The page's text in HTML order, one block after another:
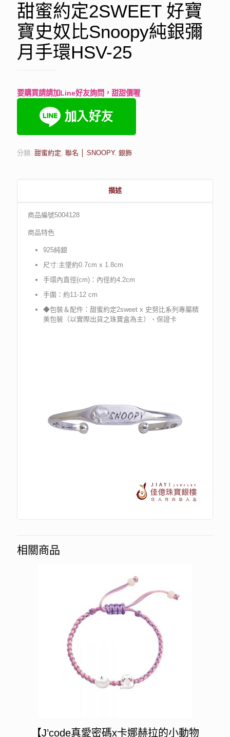
甜蜜約定2SWEET 好寶
寶史奴比Snoopy純銀彌
月手環HSV-25
要購買請請加Line好友詢問，甜甜價喔
分類: 甜蜜約定 聯名 │ SNOOPY, 銀飾
描述
商品編號5004128
商品特色
925純銀
尺寸:主墜約0.7cm x 1.8cm
手環內直徑(cm)：內徑約4.2cm
手圍：約11-12 cm
◆包裝＆配件：甜蜜約定2sweet x 史努比系列專屬精
美包裝（以實際出貨之珠寶盒為主）、保證卡
相關商品
【J’code真愛密碼x卡娜赫拉的小動物